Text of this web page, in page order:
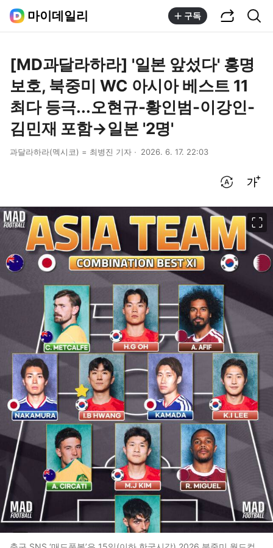
마이데일리 구독
[MD과달라하라] '일본 앞섰다' 홍명
보호, 북중미 WC 아시아 베스트 11
최다 등극...오현규-황인범-이강인-
김민재 포함→일본 '2명'
과달라하라(멕시코) = 최병진 기자 2026. 6. 17. 22:03